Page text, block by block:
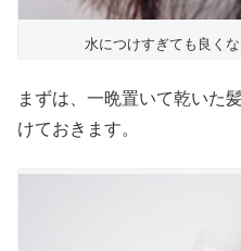
水につけすぎても良く
まずは、一晩置いて乾いた
けておきます。